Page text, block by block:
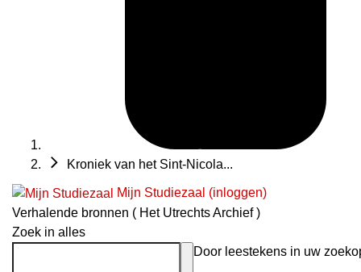
Kroniek van het Sint-Nicola...
Mijn Studiezaal (inloggen)
Verhalende bronnen ( Het Utrechts Archief )
Zoek in alles
Door leestekens in uw